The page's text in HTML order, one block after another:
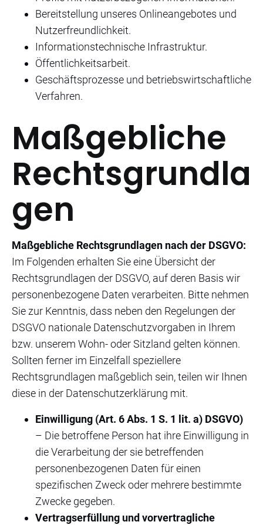
Bereitstellung unseres Onlineangebotes und
Nutzerfreundlichkeit.
Informationstechnische Infrastruktur.
Öffentlichkeitsarbeit.
Geschäftsprozesse und betriebswirtschaftliche
Verfahren.
Maßgebliche
Rechtsgrundla
gen
Maßgebliche Rechtsgrundlagen nach der DSGVO:
Im Folgenden erhalten Sie eine Übersicht der
Rechtsgrundlagen der DSGVO, auf deren Basis wir
personenbezogene Daten verarbeiten. Bitte nehmen
Sie zur Kenntnis, dass neben den Regelungen der
DSGVO nationale Datenschutzvorgaben in Ihrem
bzw. unserem Wohn- oder Sitzland gelten können.
Sollten ferner im Einzelfall speziellere
Rechtsgrundlagen maßgeblich sein, teilen wir Ihnen
diese in der Datenschutzerklärung mit.
Einwilligung (Art. 6 Abs. 1 S. 1 lit. a) DSGVO)
– Die betroffene Person hat ihre Einwilligung in
die Verarbeitung der sie betreffenden
personenbezogenen Daten für einen
spezifischen Zweck oder mehrere bestimmte
Zwecke gegeben.
Vertragserfüllung und vorvertragliche